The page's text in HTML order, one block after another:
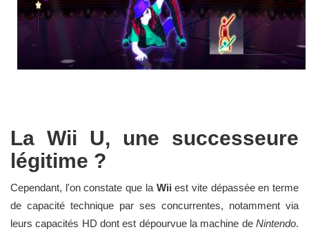
La Wii U, une successeure
légitime ?
Cependant, l'on constate que la Wii est vite dépassée en terme
de capacité technique par ses concurrentes, notamment via
leurs capacités HD dont est dépourvue la machine de Nintendo.